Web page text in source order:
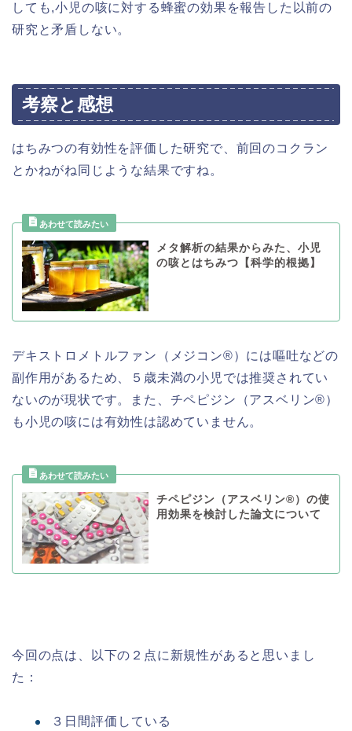
しても,小児の咳に対する蜂蜜の効果を報告した以前の
研究と矛盾しない。
考察と感想
はちみつの有効性を評価した研究で、前回のコクラン
とかねがね同じような結果ですね。
メタ解析の結果からみた、小児
の咳とはちみつ【科学的根拠】
デキストロメトルファン（メジコン®️）には嘔吐などの
副作用があるため、５歳未満の小児では推奨されてい
ないのが現状です。また、チペピジン（アスベリン®️）
も小児の咳には有効性は認めていません。
チペピジン（アスベリン®︎）の使
用効果を検討した論文について
今回の点は、以下の２点に新規性があると思いまし
た：
３日間評価している